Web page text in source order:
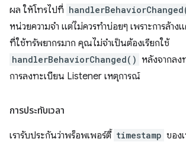
ผล ให้โทรไปที่
หน่วยความจำ แต่ไม่ควรทำบ่อยๆ เพราะการล้าง
ที่ใช้ทรัพยากรมาก คุณไม่จำเป็นต้องเรียกใช้
handlerBehaviorChanged() หลังจากลง
การลงทะเบียน Listener เหตุการณ์
การประทับเวลา
เรารับประกันว่าพร็อพเพอร์ตี้ timestamp ของ